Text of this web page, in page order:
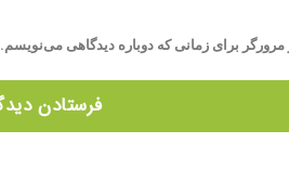
برای زمانی که دوباره دیدگاهی می‌نویسم.